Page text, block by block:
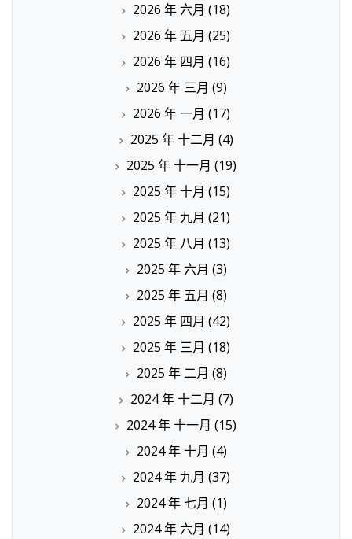
2026 年 六月 (18)
2026 年 五月 (25)
2026 年 四月 (16)
2026 年 三月 (9)
2026 年 一月 (17)
2025 年 十二月 (4)
2025 年 十一月 (19)
2025 年 十月 (15)
2025 年 九月 (21)
2025 年 八月 (13)
2025 年 六月 (3)
2025 年 五月 (8)
2025 年 四月 (42)
2025 年 三月 (18)
2025 年 二月 (8)
2024 年 十二月 (7)
2024 年 十一月 (15)
2024 年 十月 (4)
2024 年 九月 (37)
2024 年 七月 (1)
2024 年 六月 (14)